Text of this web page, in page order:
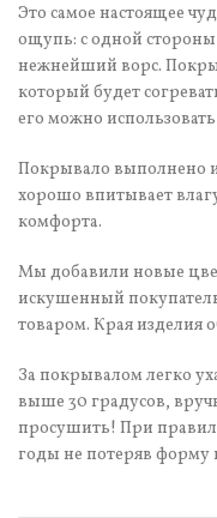
Это самое настоящее
ощупь: с одной
нежнейший ворс.
который будет
его можно
Покрывало выполнено
хорошо впитывает
комфорта.
Мы добавили новые
искушенный
товаром. Края изделия
За покрывалом легко
выше 30 градусов,
просушить! При
годы не потеряв форму